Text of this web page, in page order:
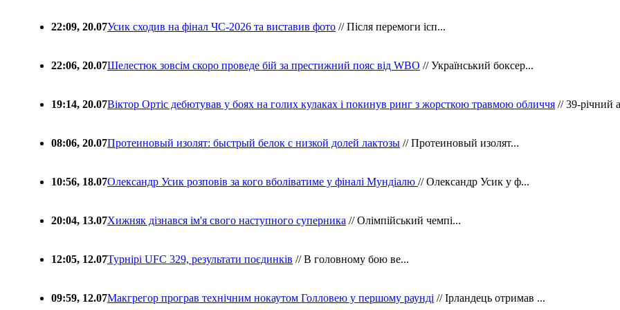
22:09, 20.07Усик сходив на фінал ЧС-2026 та виставив фото // Після перемоги ісп...
22:06, 20.07Шелестюк зовсім скоро проведе бій за престижний пояс від WBO // Український боксер...
19:14, 20.07Віктор Ортіс дебютував у боях на голих кулаках і покинув ринг з жорсткою травмою обличчя // 39-річний
08:06, 20.07Протеиновый изолят: быстрый белок с низкой долей лактозы // Протеиновый изолят...
10:56, 18.07Олександр Усик розповів за кого вболіватиме у фіналі Мундіалю // Олександр Усик у ф...
20:04, 13.07Хижняк дізнався ім'я свого наступного суперника // Олімпійський чемпі...
12:05, 12.07Турнірі UFC 329, результати поєдинків // В головному бою ве...
09:59, 12.07Макгрегор програв технічним нокаутом Голловею у першому раунді // Ірландець отримав ...